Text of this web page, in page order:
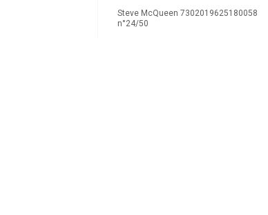
Steve McQueen 7302019625180058
n°24/50